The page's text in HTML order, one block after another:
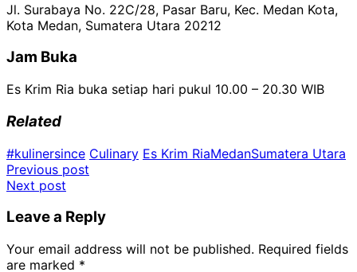
Jl. Surabaya No. 22C/28, Pasar Baru, Kec. Medan Kota,
Kota Medan, Sumatera Utara 20212
Jam Buka
Es Krim Ria buka setiap hari pukul 10.00 – 20.30 WIB
Related
#kulinersince Culinary Es Krim RiaMedanSumatera Utara
Post
navigation
Previous post
Next post
Leave a Reply
Your email address will not be published. Required fields
are marked *